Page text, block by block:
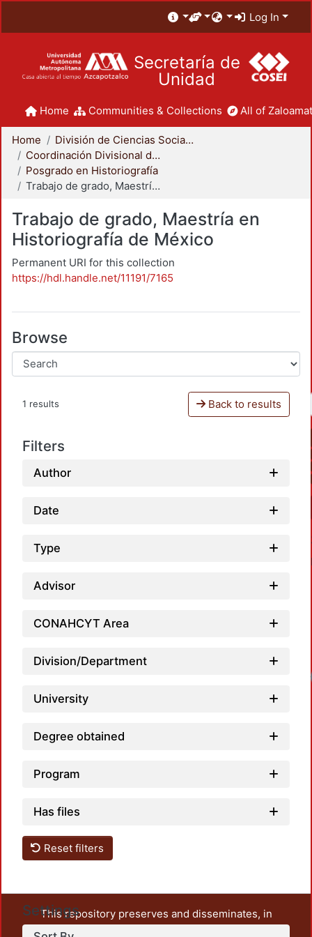
Log In
Secretaría de
Unidad
Home Communities & Collections All of
Home
División de Ciencias Sociales y Humanidades
Coordinación Divisional de Posgrado
Posgrado en Historiografía
Trabajo de grado, Maestría en Historiografía de México
Trabajo de grado, Maestría en
Historiografía de México
Permanent URI for this collection
https://hdl.handle.net/11191/7165
Browse
1 results Back to results
Filters
Author
Date
Type
Advisor
CONAHCYT Area
Division/Department
University
Degree obtained
Program
Has files
Reset filters
Settings
This repository preserves and disseminates, in
unrestricted open access, the teaching and research